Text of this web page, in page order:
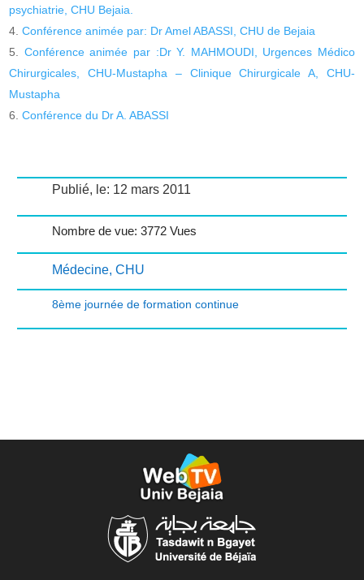
psychiatrie, CHU Bejaia.
Conférence animée par: Dr Amel ABASSI, CHU de Bejaia
Conférence animée par :Dr Y. MAHMOUDI, Urgences Médico
Chirurgicales, CHU-Mustapha – Clinique Chirurgicale A, CHU-
Mustapha
Conférence du Dr A. ABASSI
Publié, le: 12 mars 2011
Nombre de vue: 3772 Vues
Médecine, CHU
8ème journée de formation continue